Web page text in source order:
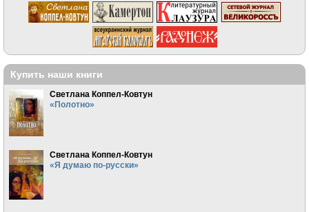
Купить наши книги
Светлана Коппел-Ковтун
«Полотно»
Светлана Коппел-Ковтун
«Я думаю по-русски»